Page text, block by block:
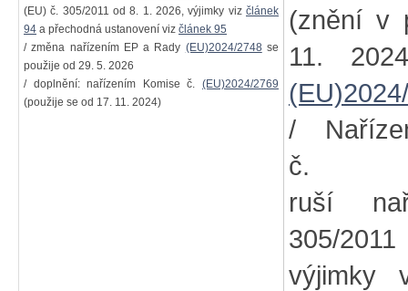
(EU) č. 305/2011 od 8. 1. 2026, výjimky viz článek
94 a přechodná ustanovení viz článek 95
/ změna nařízením EP a Rady (EU)2024/2748 se
použije od 29. 5. 2026
/ doplnění: nařízením Komise č. (EU)2024/2769
(použije se od 17. 11. 2024)
(znění v
11.
/
ruší
305/